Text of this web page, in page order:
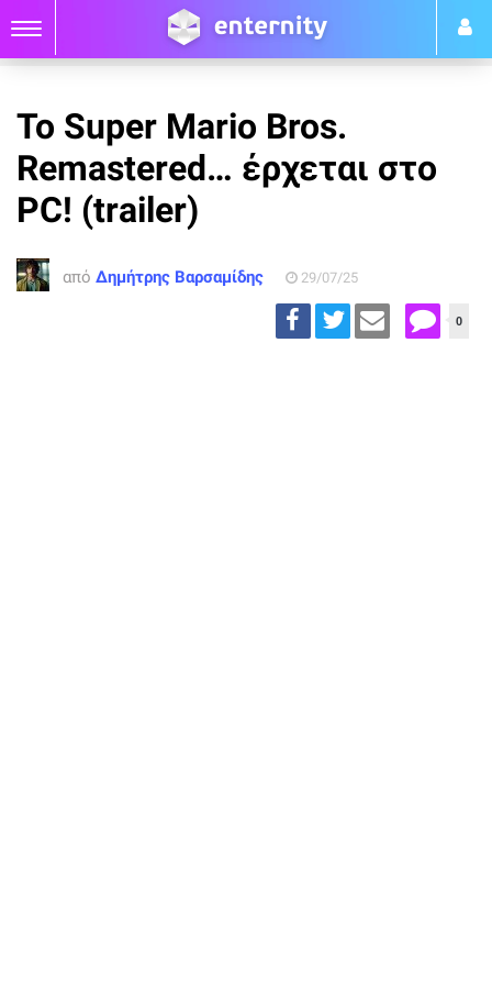
Το Super Mario Bros.
Remastered… έρχεται στο
PC! (trailer)
από Δημήτρης Βαρσαμίδης 29/07/25
0